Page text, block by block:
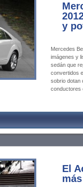
y
Mercedes
imágenes y
sedán que
convertidos
sobrio dotan
conductores
El